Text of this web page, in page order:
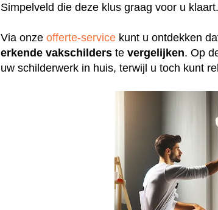
Simpelveld die deze klus graag voor u klaart.
Via onzeofferte-service kunt u ontdekken
erkende vakschilders tevergelijken. Op
uw schilderwerk in huis, terwijl u toch kunt